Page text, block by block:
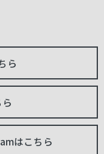
ら
はこちら